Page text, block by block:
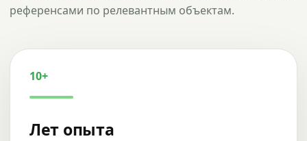
референсами по релевантным объектам.
10+
Лет опыта